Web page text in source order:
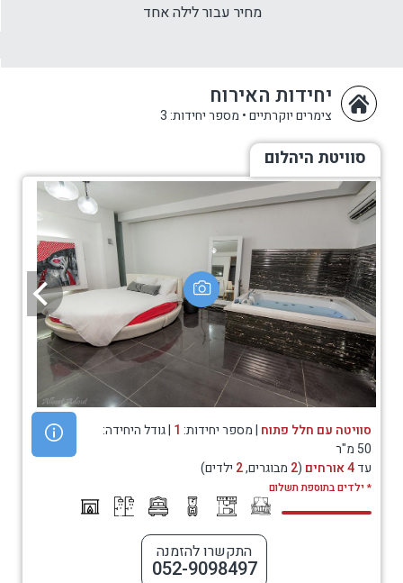
מחיר עבור לילה אחד
יחידות האירוח
צימרים יוקרתיים• מספר יחידות: 3
סוויטת היהלום
סוויטה עם חלל פתוח | מספר יחידות: 1 | גודל היחידה:
50 מ"ר
עד4 אורחים (
2 מבוגרים,2 ילדים)
* ילדים בתוספת תשלום
התקשרו להזמנה
052-9098497